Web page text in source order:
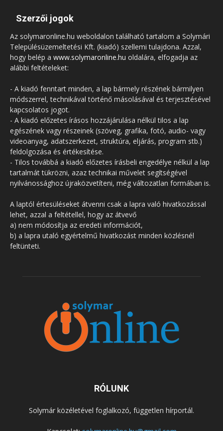
Szerzői jogok
Az solymaronline.hu weboldalon található tartalom a Solymári
Településüzemeltetési Kft. (kiadó) szellemi tulajdona. Azzal,
hogy belép a www.solymaronline.hu oldalára, elfogadja az
alábbi feltételeket:
- A kiadó fenntart minden, a lap bármely részének bármilyen
módszerrel, technikával történő másolásával és terjesztésével
kapcsolatos jogot.
- A kiadó előzetes írásos hozzájárulása nélkül tilos a lap
egészének vagy részeinek (szöveg, grafika, fotó, audio- vagy
videoanyag, adatszerkezet, struktúra, eljárás, program stb.)
feldolgozása és értékesítése.
- Tilos továbbá a kiadó előzetes írásbeli engedélye nélkül a lap
tartalmát tükrözni, azaz technikai művelet segítségével
nyilvánossághoz újraközvetíteni, még változatlan formában is.
A laptól értesüléseket átvenni csak a lapra való hivatkozással
lehet, azzal a feltétellel, hogy az átvevő
a) nem módosítja az eredeti információt,
b) a lapra utaló egyértelmű hivatkozást minden közlésnél
feltünteti.
RÓLUNK
Solymár közéletével foglalkozó, független hírportál.